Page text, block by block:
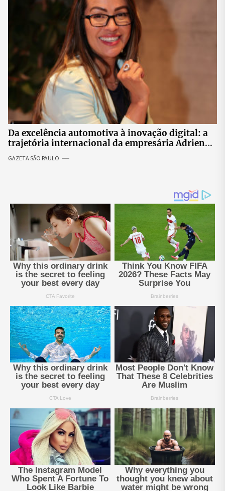
Da excelência automotiva à inovação digital: a
trajetória internacional da empresária Adriene
GAZETA SÃO PAULO